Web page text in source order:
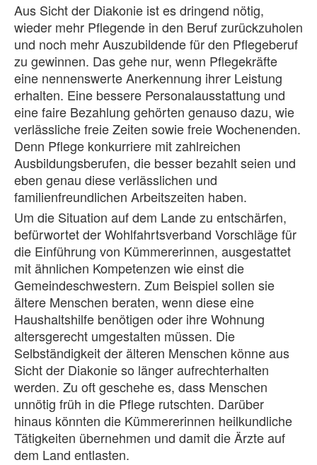
Aus Sicht der Diakonie ist es dringend nötig,
wieder mehr Pflegende in den Beruf zurückzuholen
und noch mehr Auszubildende für den Pflegeberuf
zu gewinnen. Das gehe nur, wenn Pflegekräfte
eine nennenswerte Anerkennung ihrer Leistung
erhalten. Eine bessere Personalausstattung und
eine faire Bezahlung gehörten genauso dazu, wie
verlässliche freie Zeiten sowie freie Wochenenden.
Denn Pflege konkurriere mit zahlreichen
Ausbildungsberufen, die besser bezahlt seien und
eben genau diese verlässlichen und
familienfreundlichen Arbeitszeiten haben.
Um die Situation auf dem Lande zu entschärfen,
befürwortet der Wohlfahrtsverband Vorschläge für
die Einführung von Kümmererinnen, ausgestattet
mit ähnlichen Kompetenzen wie einst die
Gemeindeschwestern. Zum Beispiel sollen sie
ältere Menschen beraten, wenn diese eine
Haushaltshilfe benötigen oder ihre Wohnung
altersgerecht umgestalten müssen. Die
Selbständigkeit der älteren Menschen könne aus
Sicht der Diakonie so länger aufrechterhalten
werden. Zu oft geschehe es, dass Menschen
unnötig früh in die Pflege rutschten. Darüber
hinaus könnten die Kümmererinnen heilkundliche
Tätigkeiten übernehmen und damit die Ärzte auf
dem Land entlasten.